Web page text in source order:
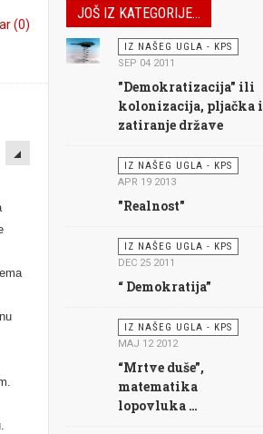
(0)
EMPTY
JOŠ IZ KATEGORIJE...
IZ NAŠEG UGLA - KPS
SEP 04 2011
"Demokratizacija" ili
kolonizacija, pljačka i
zatiranje države
IZ NAŠEG UGLA - KPS
APR 19 2013
"Realnost"
IZ NAŠEG UGLA - KPS
DEC 25 2011
“ Demokratija”
IZ NAŠEG UGLA - KPS
MAJ 12 2012
“Mrtve duše”,
matematika
lopovluka …